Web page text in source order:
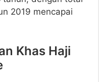
2019 mencapai
Khas Haji